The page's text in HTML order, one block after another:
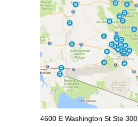
4600 E Washington St Ste 300